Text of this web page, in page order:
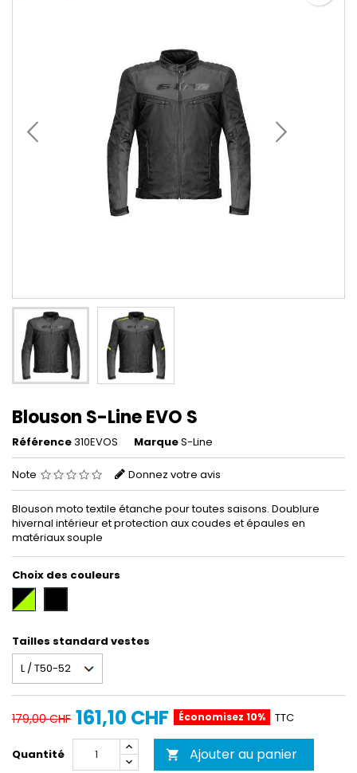
Blouson S-Line EVO S
Référence310EVOS MarqueS-Line
Note Donnez votre avis
Blouson moto textile étanche pour toutes saisons. Doublure
hivernal intérieur et protection aux coudes et épaules en
matériaux souple
Choix des couleurs
Noir/Jaune
Tailles standard vestes
179,00 CHF 161,10 CHF Économisez 10% TTC
Quantité  Ajouter au panier